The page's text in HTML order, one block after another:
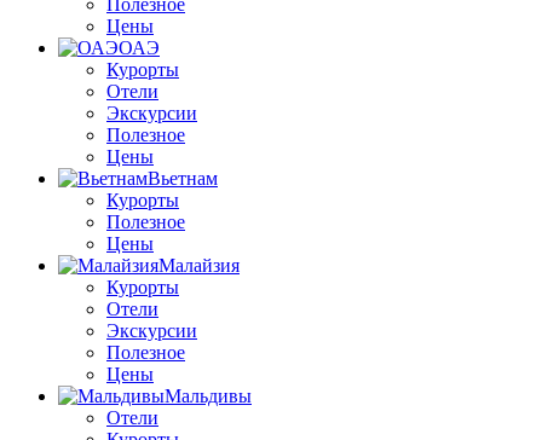
Цены
ОАЭ
Курорты
Отели
Экскурсии
Полезное
Цены
Вьетнам
Курорты
Полезное
Цены
Малайзия
Курорты
Отели
Экскурсии
Полезное
Цены
Мальдивы
Отели